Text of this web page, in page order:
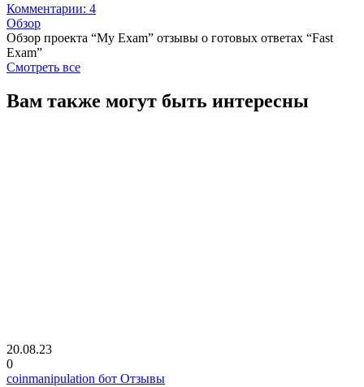
Комментарии: 4
Обзор
Обзор проекта “My Exam” отзывы о готовых ответах “Fast
Exam”
Смотреть все
Вам также могут быть интересны
20.08.23
0
coinmanipulation бот Отзывы